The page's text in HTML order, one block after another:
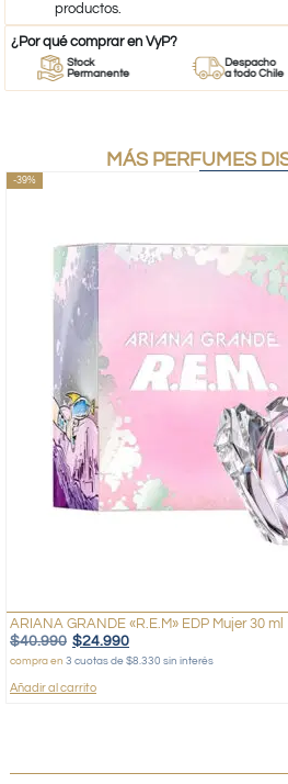
productos.
¿Por qué comprar en VyP?
Stock
Permanente
Despacho
a todo Chile
MÁS PERFUMES
-39%
ARIANA GRANDE «R.E.M» EDP Mujer 30 ml
$40.990 $24.990
compra en 3 cuotas de $8.330 sin interés
Añadir al carrito